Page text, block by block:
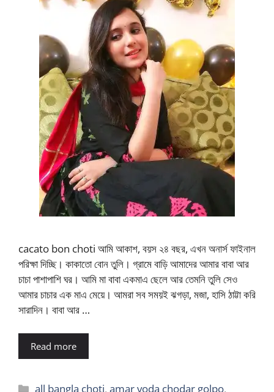
cacato bon choti আমি আকাশ, বয়স ২৪ বছর, এখন অনার্স ফাইনাল
পরিক্ষা দিচ্ছি। কাকাতো বোন তুলি। গ্রামে বাড়ি আমাদের আমার বাবা আর
চাচা পাশাপাশি ঘর। আমি মা বাবা একমাএ ছেলে আর তেমনি তুলি সেও
আমার চাচার এক মাএ মেয়ে। আমরা সব সময়ই ঝগড়া, মজা, হাসি ঠাট্টা করি
সারাদিন। বাবা আর …
Read more
Categories
all bangla choti,amar voda chodar golpo,